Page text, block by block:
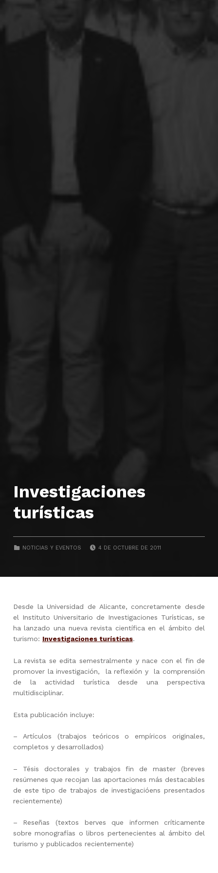
Investigaciones
turísticas
CATEGORIZED IN:
NOTICIAS Y EVENTOS 4 DE OCTUBRE DE 2011
Desde la Universidad de Alicante, concretamente desde
el Instituto Universitario de Investigaciones Turísticas, se
ha lanzado una nueva revista científica en el ámbito del
turismo: Investigaciones turísticas.
La revista se edita semestralmente y nace con el fin de
promover la investigación, la reflexión y la comprensión
de la actividad turística desde una perspectiva
multidisciplinar.
Esta publicación incluye:
– Artículos (trabajos teóricos o empíricos originales,
completos y desarrollados)
– Tésis doctorales y trabajos fin de master (breves
resúmenes que recojan las aportaciones más destacables
de este tipo de trabajos de investigacióens presentados
recientemente)
– Reseñas (textos berves que informen críticamente
sobre monografías o libros pertenecientes al ámbito del
turismo y publicados recientemente)